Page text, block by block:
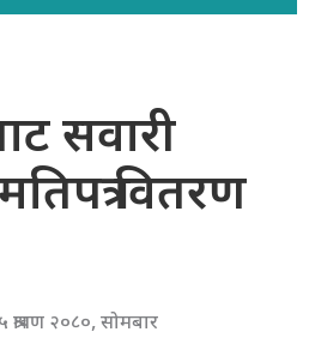
सवारी
वितरण
श्रावण २०८०, सोमबार